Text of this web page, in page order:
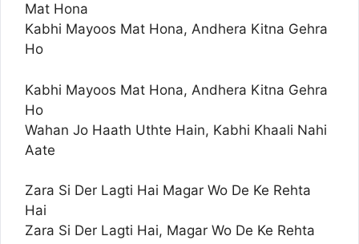
Mat Hona
Kabhi Mayoos Mat Hona, Andhera Kitna Gehra
Ho
Kabhi Mayoos Mat Hona, Andhera Kitna Gehra
Ho
Wahan Jo Haath Uthte Hain, Kabhi Khaali Nahi
Aate
Zara Si Der Lagti Hai Magar Wo De Ke Rehta
Hai
Zara Si Der Lagti Hai, Magar Wo De Ke Rehta